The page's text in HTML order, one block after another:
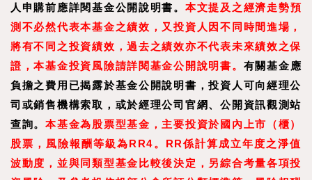
人申購前應詳閱基金公開說明書。 本文提及之經濟走勢預
測不必然代表本基金之績效，又投資人因不同時間進場，
將有不同之投資績效，過去之績效亦不代表未來績效之保
證，本基金投資風險請詳閱基金公開說明書。 有關基金應
負擔之費用已揭露於基金公開說明書，投資人可向經理公
司或銷售機構索取，或於經理公司官網、公開資訊觀測站
查詢。本基金為股票型基金，主要投資於國內上市（櫃）
股票，風險報酬等級為RR4。RR係計算成立年度之淨值
波動度，並與同類型基金比較後決定，另綜合考量各項投